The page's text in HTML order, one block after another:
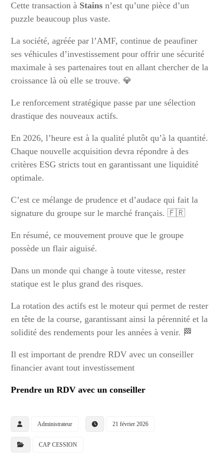
Cette transaction à Stains n’est qu’une pièce d’un
puzzle beaucoup plus vaste.
La société, agréée par l’AMF, continue de peaufiner
ses véhicules d’investissement pour offrir une sécurité
maximale à ses partenaires tout en allant chercher de la
croissance là où elle se trouve. 💎
Le renforcement stratégique passe par une sélection
drastique des nouveaux actifs.
En 2026, l’heure est à la qualité plutôt qu’à la quantité.
Chaque nouvelle acquisition devra répondre à des
critères ESG stricts tout en garantissant une liquidité
optimale.
C’est ce mélange de prudence et d’audace qui fait la
signature du groupe sur le marché français. 🇫🇷
En résumé, ce mouvement prouve que le groupe
possède un flair aiguisé.
Dans un monde qui change à toute vitesse, rester
statique est le plus grand des risques.
La rotation des actifs est le moteur qui permet de rester
en tête de la course, garantissant ainsi la pérennité et la
solidité des rendements pour les années à venir. 🏁
Il est important de prendre RDV avec un conseiller
financier avant tout investissement
Prendre un RDV avec un conseiller
Administrateur 21 février 2026
CAP CESSION